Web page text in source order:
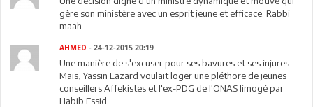
gère son ministère avec un esprit jeune et efficace. Rabbi
maah..
AHMED - 24-12-2015 20:19
Une manière de s'excuser pour ses bavures et ses injures
Mais, Yassin Lazard voulait loger une pléthore de jeunes
conseillers Affekistes et l'ex-PDG de l'ONAS limogé par
Habib Essid